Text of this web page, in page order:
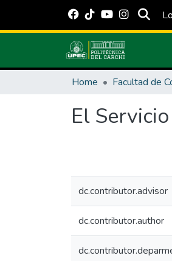
Home
El
dc.contributor.advisor
dc.contributor.author